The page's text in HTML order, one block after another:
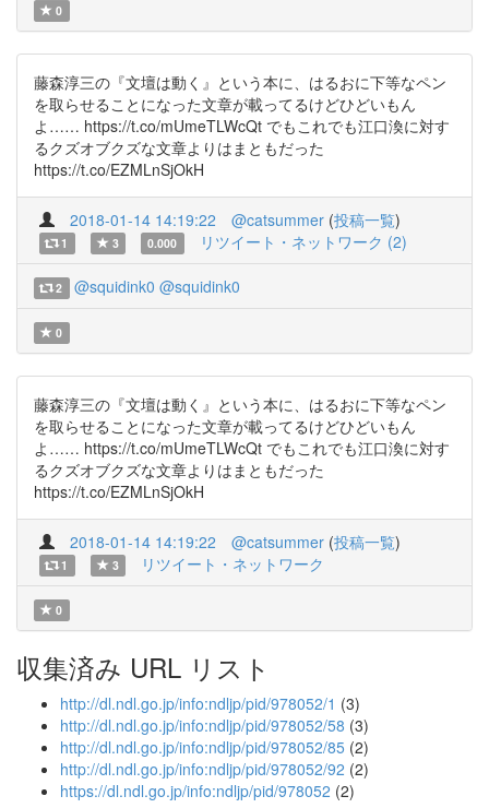
0
藤森淳三の『文壇は動く』という本に、はるおに下等なペン
を取らせることになった文章が載ってるけどひどいもん
よ…… https://t.co/mUmeTLWcQt でもこれでも江口渙に対す
るクズオブクズな文章よりはまともだった
https://t.co/EZMLnSjOkH
2018-01-14 14:19:22 @catsummer (投稿一覧)
1 3 0.000 リツイート・ネットワーク (2)
2 @squidink0 @squidink0
0
藤森淳三の『文壇は動く』という本に、はるおに下等なペン
を取らせることになった文章が載ってるけどひどいもん
よ…… https://t.co/mUmeTLWcQt でもこれでも江口渙に対す
るクズオブクズな文章よりはまともだった
https://t.co/EZMLnSjOkH
2018-01-14 14:19:22 @catsummer (投稿一覧)
1 3 リツイート・ネットワーク
0
収集済み URL リスト
http://dl.ndl.go.jp/info:ndljp/pid/978052/1 (3)
http://dl.ndl.go.jp/info:ndljp/pid/978052/58 (3)
http://dl.ndl.go.jp/info:ndljp/pid/978052/85 (2)
http://dl.ndl.go.jp/info:ndljp/pid/978052/92 (2)
https://dl.ndl.go.jp/info:ndljp/pid/978052 (2)